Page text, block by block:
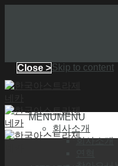
Close >Skip to content
MENUMENU
회사소개
회사소개